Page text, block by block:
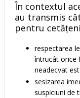
În contextul
au transmis
pentru
respectarea
întrucât orice
neadecvat
sesizarea
suspiciuni de